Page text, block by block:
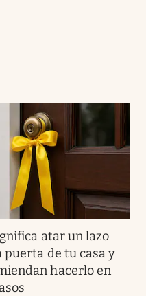
atar un lazo
puerta de tu casa y
hacerlo en